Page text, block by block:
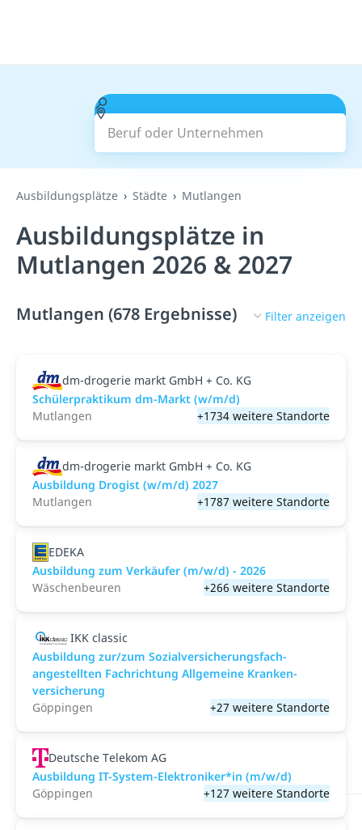
Beruf oder Unternehmen
Suchen
Ausbildungsplätze Städte Mutlangen
Ausbildungsplätze in
Mutlangen 2026 & 2027
Mutlangen (678 Ergebnisse) Filter anzeigen
dm-drogerie markt GmbH + Co. KG
Schülerpraktikum dm-Markt (w/m/d)
Mutlangen
+1734 weitere Standorte
dm-drogerie markt GmbH + Co. KG
Ausbildung Drogist (w/m/d) 2027
Mutlangen
+1787 weitere Standorte
EDEKA
Ausbildung zum Verkäufer (m/w/d) - 2026
Wäschenbeuren
+266 weitere Standorte
IKK classic
Aus­bild­ung zur/zum Sozial­versicher­ungs­fach­
angestellten­ Fach­richtung All­gemeine Kranken­
versicher­ung
Göppingen
+27 weitere Standorte
Deutsche Telekom AG
Ausbildung IT-System-Elektroniker*in (m/w/d)
Göppingen
+127 weitere Standorte